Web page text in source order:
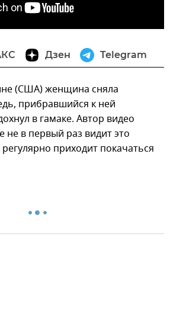
Дзен Telegram
(США) женщина сняла
прибравшийся к ней
в гамаке. Автор видео
не в первый раз видит это
приходит покачаться